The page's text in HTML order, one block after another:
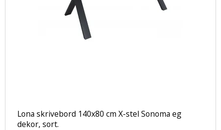
Lona skrivebord 140x80 cm X-stel Sonoma eg
dekor, sort.